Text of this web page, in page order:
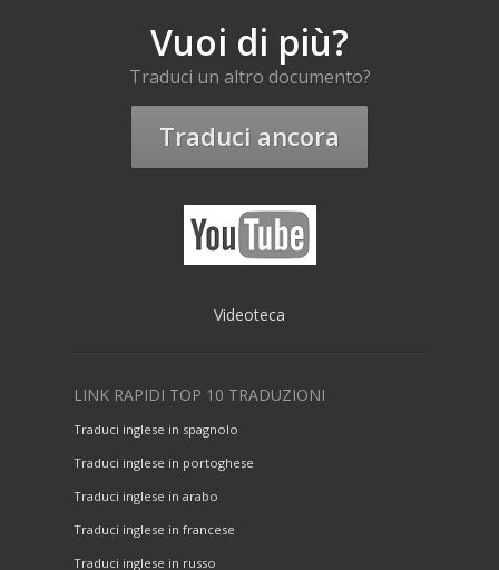
Vuoi di più?
Traduci un altro documento?
Traduci ancora
Videoteca
LINK RAPIDI TOP 10 TRADUZIONI
Traduci inglese in spagnolo
Traduci inglese in portoghese
Traduci inglese in arabo
Traduci inglese in francese
Traduci inglese in russo